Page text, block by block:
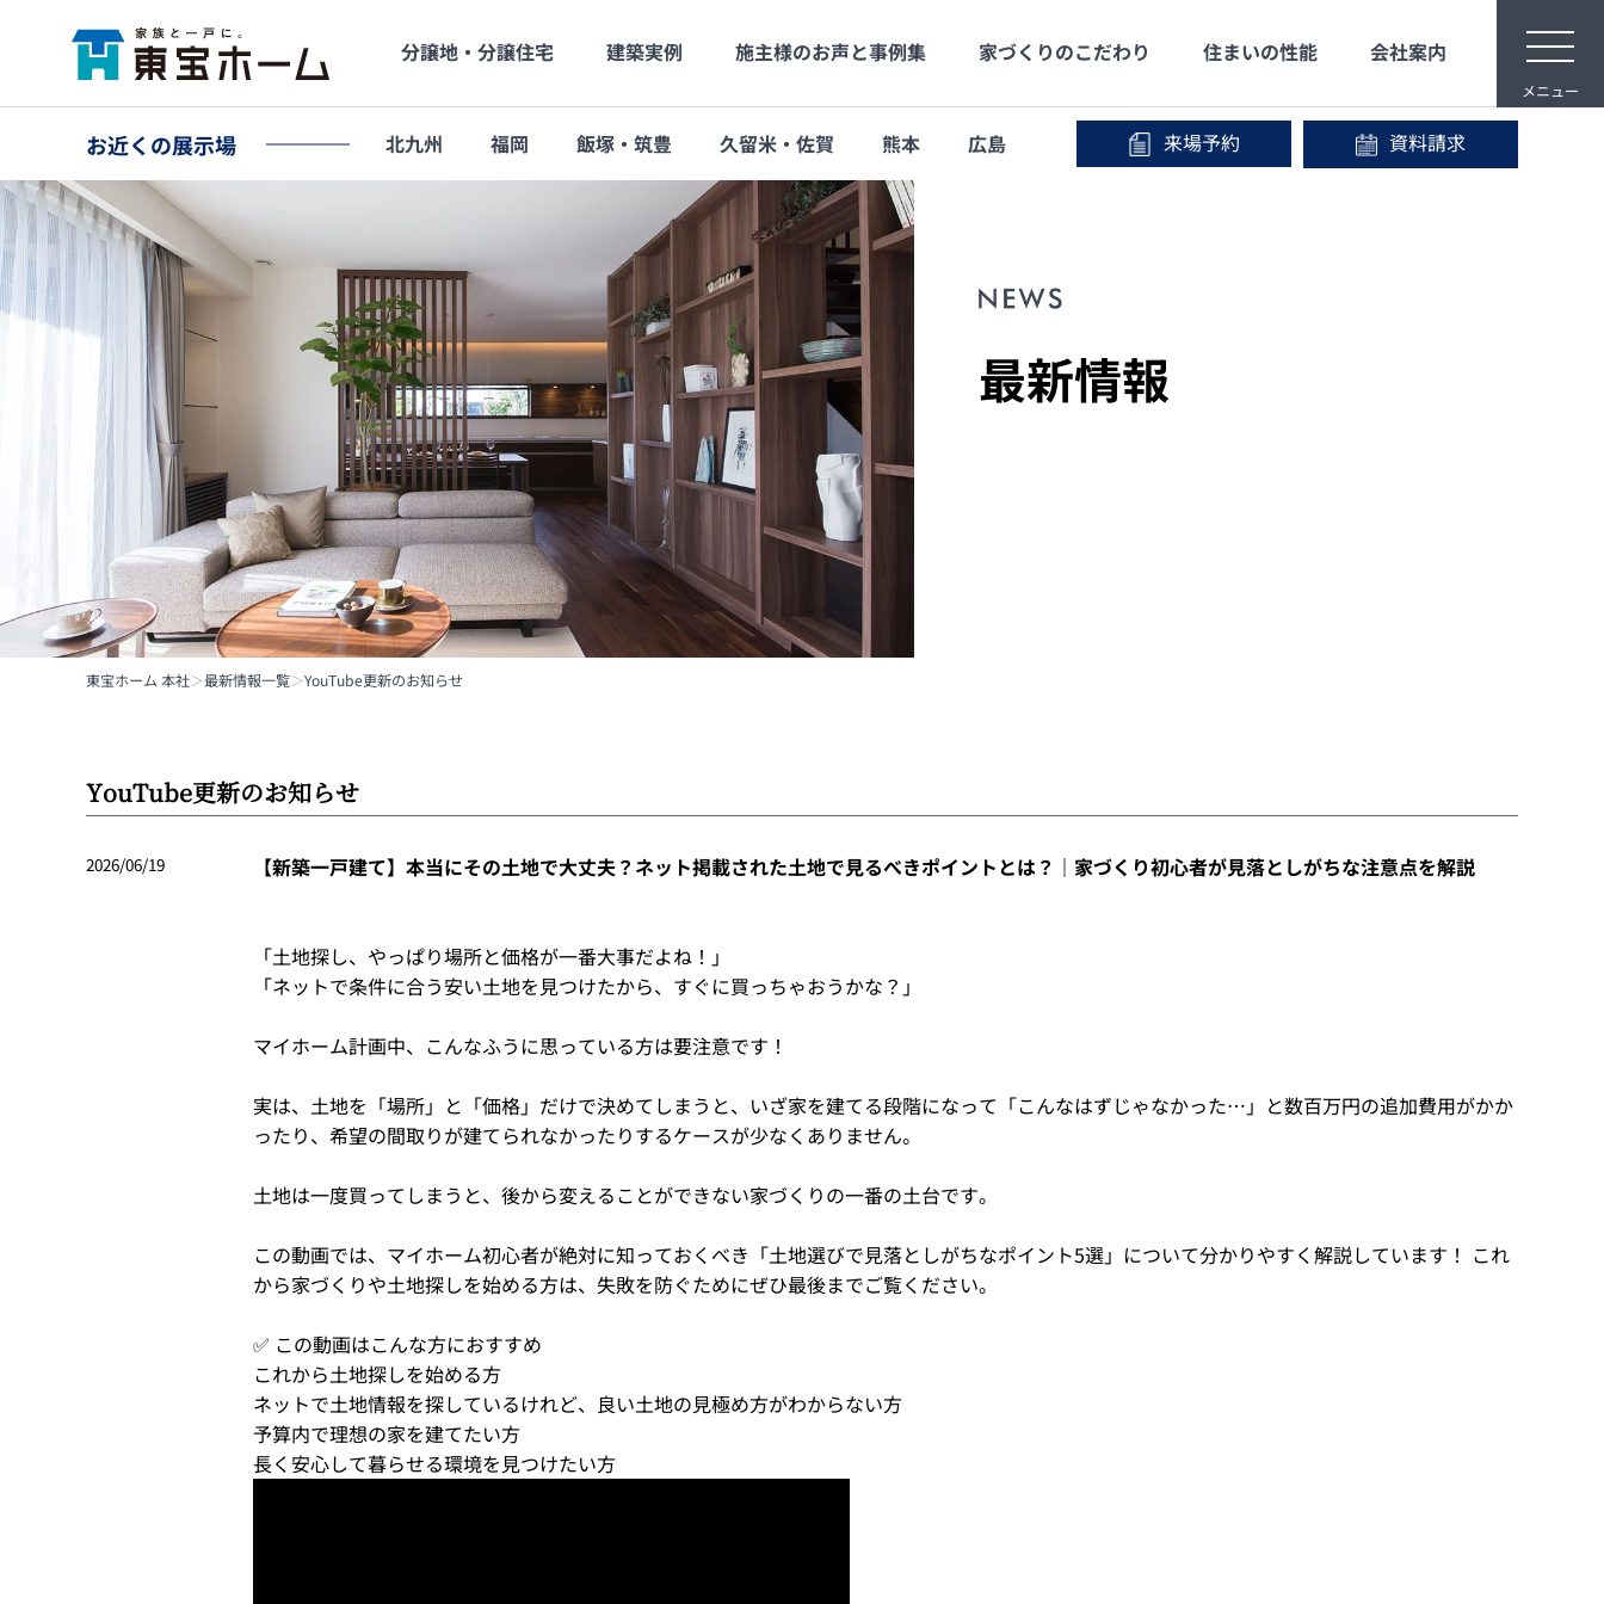
toggle
メニュー
分譲地・分譲住宅 建築実例 施主様のお声と事例集 家づくりのこだわり
高品質 長期優良 安心な保証 宿泊体験
住まいの性能 会社案内
社長メッセージ 社長の月刊Blog メディア映像
事業内容
会社概要
支店・営業所
お近くの展示場 北九州 福岡 飯塚・筑豊 久留米・佐賀 熊本 広島 来場予約 資料請求
最新情報
東宝ホーム 本社＞最新情報一覧＞YouTube更新のお知らせ
YouTube更新のお知らせ
2026/06/19 【新築一戸建て】本当にその土地で大丈夫？ネット掲載された土地で見るべきポイントとは？｜家づくり初心者が見落としがちな注意点を解説
「土地探し、やっぱり場所と価格が一番大事だよね！」
「ネットで条件に合う安い土地を見つけたから、すぐに買っちゃおうかな？」
マイホーム計画中、こんなふうに思っている方は要注意です！
実は、土地を「場所」と「価格」だけで決めてしまうと、いざ家を建てる段階になって「こんなはずじゃなかった…」と数百万円の追加費用がかか
ったり、希望の間取りが建てられなかったりするケースが少なくありません。
土地は一度買ってしまうと、後から変えることができない家づくりの一番の土台です。
この動画では、マイホーム初心者が絶対に知っておくべき「土地選びで見落としがちなポイント5選」について分かりやすく解説しています！ これ
から家づくりや土地探しを始める方は、失敗を防ぐためにぜひ最後までご覧ください。
✅ この動画はこんな方におすすめ
これから土地探しを始める方
ネットで土地情報を探しているけれど、良い土地の見極め方がわからない方
予算内で理想の家を建てたい方
長く安心して暮らせる環境を見つけたい方